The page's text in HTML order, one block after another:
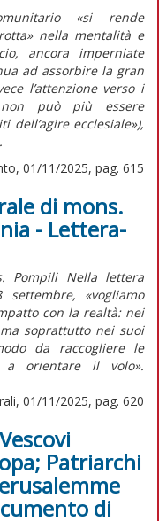
«si rende
nella mentalità e
ancora imperniate
ad assorbire la gran
l’attenzione verso i
non può più essere
dell’agire ecclesiale»),
01/11/2025, pag. 615
di mons.
- Lettera-
Pompili Nella lettera
«vogliamo
con la realtà: nei
soprattutto nei suoi
da raccogliere le
a orientare il volo».
01/11/2025, pag. 620
Patriarchi
di